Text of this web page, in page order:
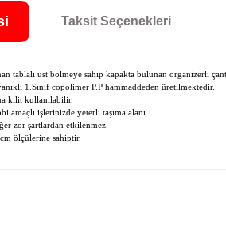
Taksit Seçenekleri
tablalı üst bölmeye sahip kapakta bulunan organizerli
1.Sınıf copolimer P.P hammaddeden üretilmektedir.
kilit kullanılabilir.
işlerinizde yeterli taşıma alanı
zor şartlardan etkilenmez.
ölçülerine sahiptir.